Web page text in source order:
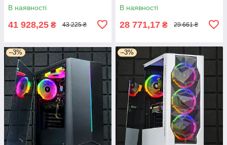
В наявності
41 928,25 ₴ 43 225 ₴
В наявності
28 771,17 ₴ 29 661 ₴
–3% –3%